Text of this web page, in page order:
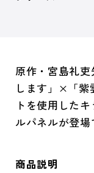
原作・宮島礼
します」×「紫
トを使用した
ルパネルが登場
商品説明